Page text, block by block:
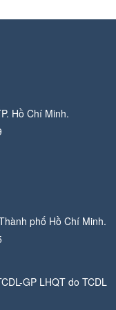
Hồ Chí Minh.
phố Hồ Chí Minh.
GP LHQT do TCDL